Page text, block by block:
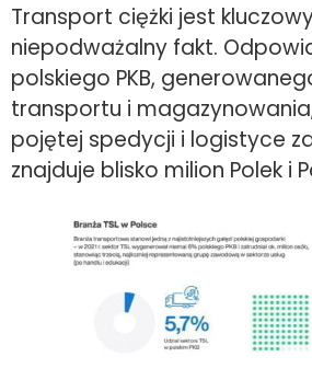
Transport ciężki jest
niepodważalny fakt.
polskiego PKB,
transportu i
pojętej spedycji i logistyce
znajduje blisko milion Polek i